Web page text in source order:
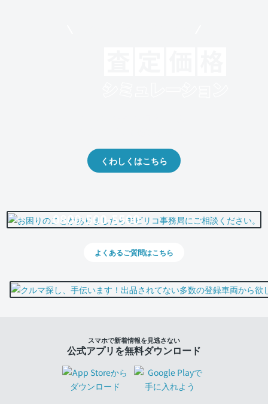
くわしくはこちら
0800-500-5500
よくあるご質問はこちら
スマホで新着情報を見逃さない
公式アプリを無料ダウンロード